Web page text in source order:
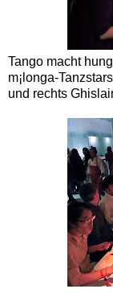
Tango macht
m¡longa-
und rechts